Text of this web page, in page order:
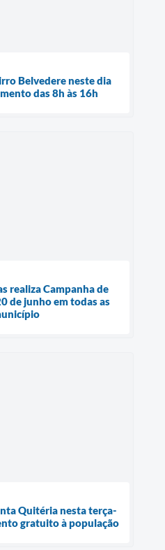
Belvedere neste dia
das 8h às 16h
realiza Campanha de
de junho em todas as
Quitéria nesta terça-
gratuito à população